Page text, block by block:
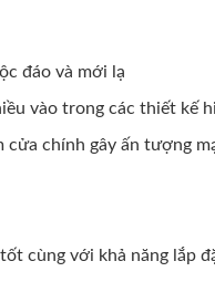
đáo và mới lạ
vào trong các thiết kế
chính gây ấn tượng
cùng với khả năng lắp